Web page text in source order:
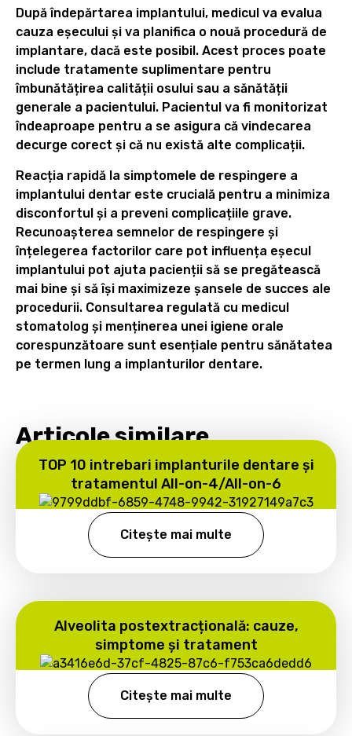
După îndepărtarea implantului, medicul va evalua
cauza eșecului și va planifica o nouă procedură de
implantare, dacă este posibil. Acest proces poate
include tratamente suplimentare pentru
îmbunătățirea calității osului sau a sănătății
generale a pacientului. Pacientul va fi monitorizat
îndeaproape pentru a se asigura că vindecarea
decurge corect și că nu există alte complicații.
Reacția rapidă la simptomele de respingere a
implantului dentar este crucială pentru a minimiza
disconfortul și a preveni complicațiile grave.
Recunoașterea semnelor de respingere și
înțelegerea factorilor care pot influența eșecul
implantului pot ajuta pacienții să se pregătească
mai bine și să își maximizeze șansele de succes ale
procedurii. Consultarea regulată cu medicul
stomatolog și menținerea unei igiene orale
corespunzătoare sunt esențiale pentru sănătatea
pe termen lung a implanturilor dentare.
Articole similare
TOP 10 intrebari implanturile dentare și
tratamentul All-on-4/All-on-6
Citește mai multe
Alveolita postextracțională: cauze,
simptome și tratament
Citește mai multe